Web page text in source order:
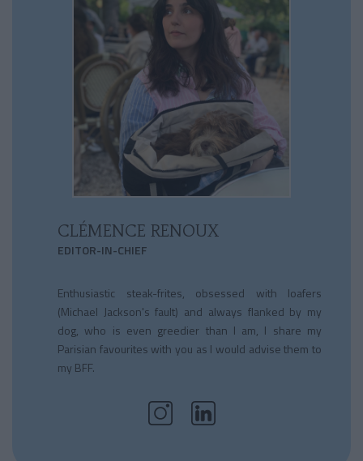
CLÉMENCE RENOUX
EDITOR-IN-CHIEF
Enthusiastic steak-frites, obsessed with loafers
(Michael Jackson's fault) and always flanked by my
dog, who is even greedier than I am, I share my
Parisian favourites with you as I would advise them to
my BFF.